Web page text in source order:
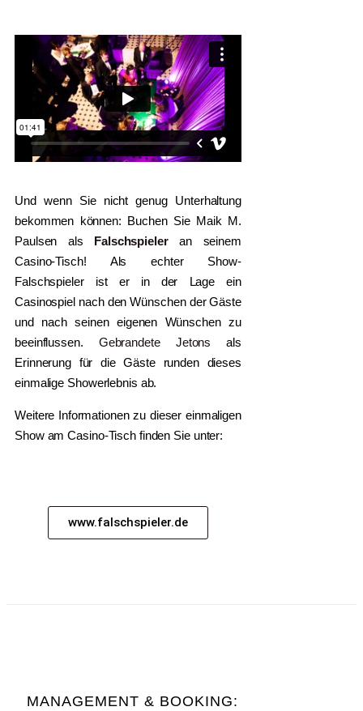
Und wenn Sie nicht genug Unterhaltung
bekommen können: Buchen Sie Maik M.
Paulsen als Falschspieleran seinem
Casino-Tisch! Als echter Show-
Falschspieler ist er in der Lage ein
Casinospiel nach den Wünschen der Gäste
und nach seinen eigenen Wünschen zu
beeinflussen. Gebrandete Jetons als
Erinnerung für die Gäste runden dieses
einmalige Showerlebnis ab.
Weitere Informationen zu dieser einmaligen
Show am Casino-Tisch finden Sie unter:
www.falschspieler.de
MANAGEMENT & BOOKING: